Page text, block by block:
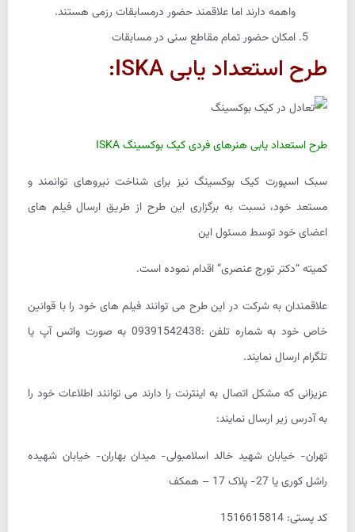
واهمه دارند اما علاقمند حضور درمسابقات رزمی هستند.
امکان حضور تمام مقاطع سنی در مسابقات
طرح استعداد یابی ISKA:
طرح استعداد یابی هنرهای فردی کیک بوکسینگ ISKA
سبک اسپورت کیک بوکسینگ نیز برای شناخت نیروهای توانمند و
مستعد خود، نسبت به برگزاری این طرح از طریق ارسال فیلم های
اعضای خود توسط مسئول این
کمیته “دکتر تورج عنصری” اقدام نموده است.
علاقمندان به شرکت در این طرح می توانند فیلم های خود را با قوانین
خاص خود به شماره تلفن :09391542438 به صورت واتس آپ یا
تلگرام ارسال نمایند.
عزیزانی که مشکل اتصال به اینترنت را دارند می توانند اطلاعات خود را
به آدرس زیر ارسال نمایند:
تهران- خیابان شهید خالد اسلامبولی- میدان بهاران- خیابان شهیده
راشل کوری یا 27- پلاک 17 – همکف
کد پستی: 1516615814